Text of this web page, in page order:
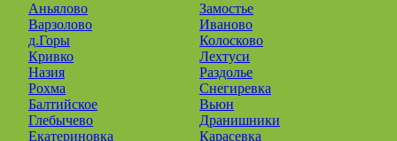
Аньялово
Замостье
Варзолово
Иваново
д.Горы
Колосково
Кривко
Лехтуси
Назия
Раздолье
Рохма
Снегиревка
Балтийское
Вьюн
Глебычево
Дранишники
Екатериновка
Карасевка